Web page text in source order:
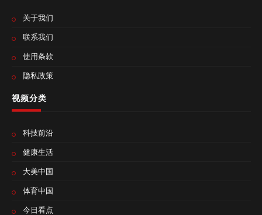
关于我们
联系我们
使用条款
隐私政策
视频分类
科技前沿
健康生活
大美中国
体育中国
今日看点